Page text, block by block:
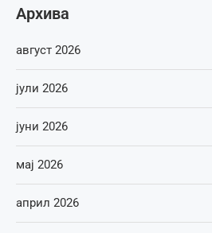
Архива
август 2026
јули 2026
јуни 2026
мај 2026
април 2026